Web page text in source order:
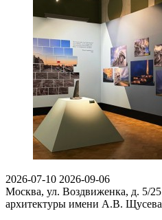
2026-07-10 2026-09-06
Москва, ул. Воздвиженка, д. 5/25
архитектуры имени А.В. Щусева